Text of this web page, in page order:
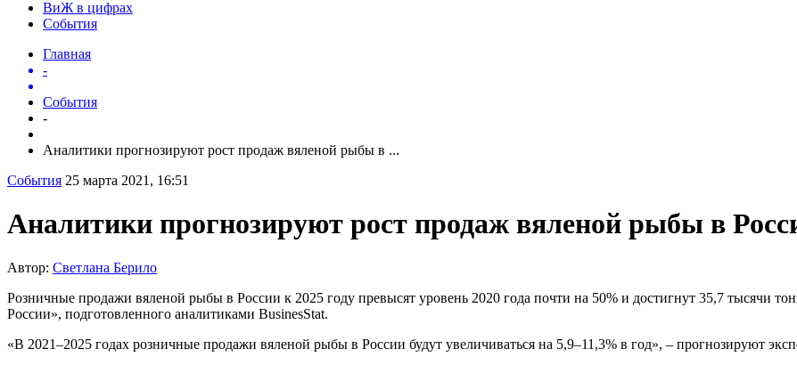
ВиЖ в цифрах
События
Главная
-
События
-
Аналитики прогнозируют рост продаж вяленой рыбы в ...
События 25 марта 2021, 16:51
Аналитики прогнозируют рост продаж вяленой рыбы в
Автор: Светлана Берило
Розничные продажи вяленой рыбы в России к 2025 году превысят уровень 2020 года почти на 50% и достигнут 35,7 тысячи
России», подготовленного аналитиками BusinesStat.
«В 2021–2025 годах розничные продажи вяленой рыбы в России будут увеличиваться на 5,9–11,3% в год», – прогнозируют